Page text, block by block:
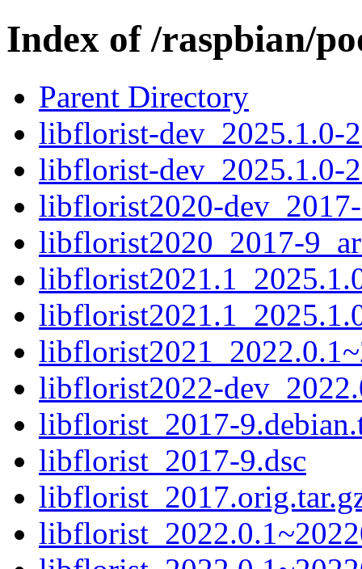
Index of /raspbian/
Parent Directory
libflorist-dev_2025.1.0-
libflorist-dev_2025.1.0-
libflorist2020-
libflorist2020_2017-
libflorist2022-
libflorist_2017-
libflorist_2017-9.dsc